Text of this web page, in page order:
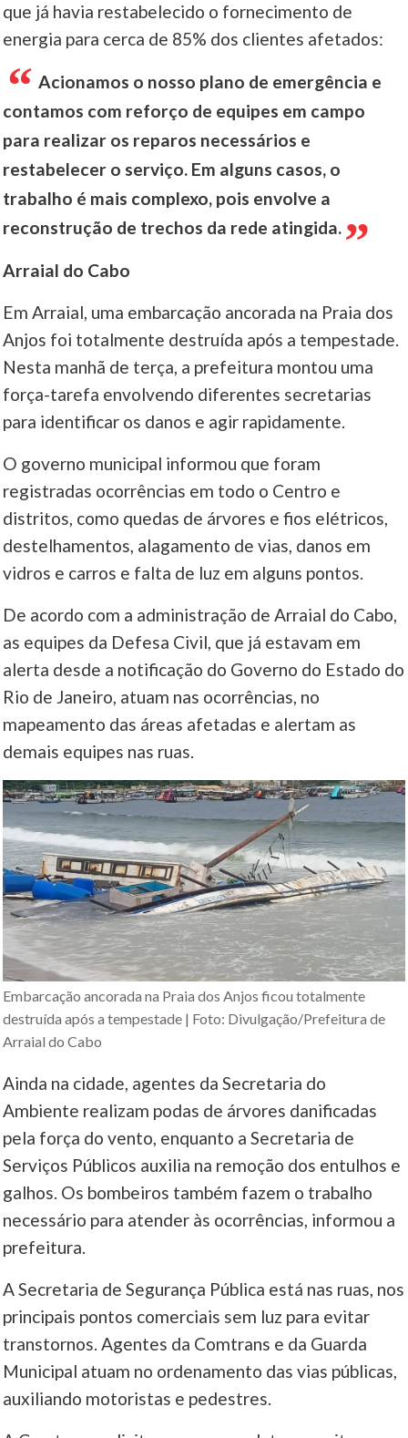
que já havia restabelecido o fornecimento de
energia para cerca de 85% dos clientes afetados:
Acionamos o nosso plano de emergência e
contamos com reforço de equipes em campo
para realizar os reparos necessários e
restabelecer o serviço. Em alguns casos, o
trabalho é mais complexo, pois envolve a
reconstrução de trechos da rede atingida.
Arraial do Cabo
Em Arraial, uma embarcação ancorada na Praia dos
Anjos foi totalmente destruída após a tempestade.
Nesta manhã de terça, a prefeitura montou uma
força-tarefa envolvendo diferentes secretarias
para identificar os danos e agir rapidamente.
O governo municipal informou que foram
registradas ocorrências em todo o Centro e
distritos, como quedas de árvores e fios elétricos,
destelhamentos, alagamento de vias, danos em
vidros e carros e falta de luz em alguns pontos.
De acordo com a administração de Arraial do Cabo,
as equipes da Defesa Civil, que já estavam em
alerta desde a notificação do Governo do Estado do
Rio de Janeiro, atuam nas ocorrências, no
mapeamento das áreas afetadas e alertam as
demais equipes nas ruas.
Embarcação ancorada na Praia dos Anjos ficou totalmente
destruída após a tempestade | Foto: Divulgação/Prefeitura de
Arraial do Cabo
Ainda na cidade, agentes da Secretaria do
Ambiente realizam podas de árvores danificadas
pela força do vento, enquanto a Secretaria de
Serviços Públicos auxilia na remoção dos entulhos e
galhos. Os bombeiros também fazem o trabalho
necessário para atender às ocorrências, informou a
prefeitura.
A Secretaria de Segurança Pública está nas ruas, nos
principais pontos comerciais sem luz para evitar
transtornos. Agentes da Comtrans e da Guarda
Municipal atuam no ordenamento das vias públicas,
auxiliando motoristas e pedestres.